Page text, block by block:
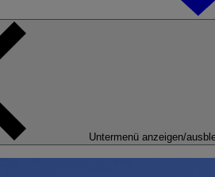
Untermenü anzeigen/